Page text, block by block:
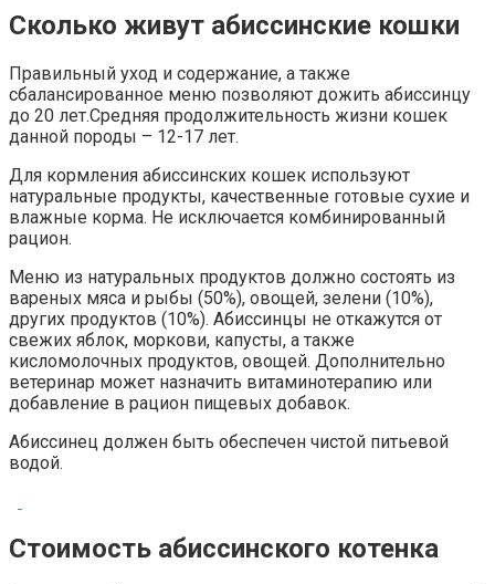
Сколько живут абиссинские кошки
Правильный уход и содержание, а также
сбалансированное меню позволяют дожить абиссинцу
до 20 лет.Средняя продолжительность жизни кошек
данной породы – 12-17 лет.
Для кормления абиссинских кошек используют
натуральные продукты, качественные готовые сухие и
влажные корма. Не исключается комбинированный
рацион.
Меню из натуральных продуктов должно состоять из
вареных мяса и рыбы (50%), овощей, зелени (10%),
других продуктов (10%). Абиссинцы не откажутся от
свежих яблок, моркови, капусты, а также
кисломолочных продуктов, овощей. Дополнительно
ветеринар может назначить витаминотерапию или
добавление в рацион пищевых добавок.
Абиссинец должен быть обеспечен чистой питьевой
водой.
Стоимость абиссинского котенка